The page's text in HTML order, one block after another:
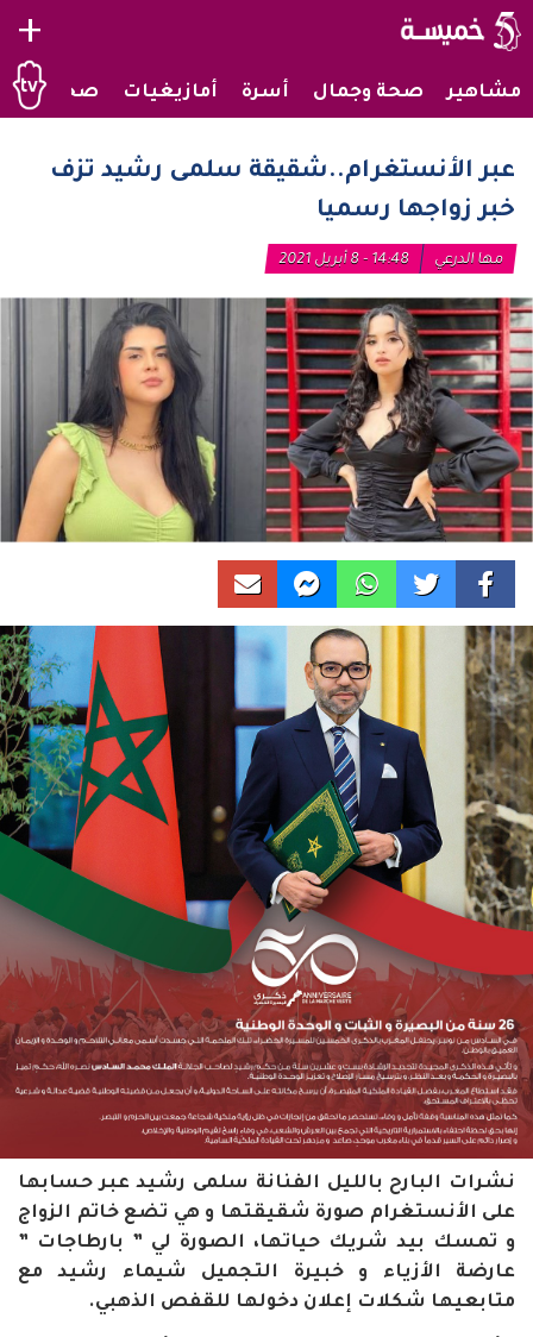
+
مشاهير صحة وجمال أسرة أمازيغيات صحراويات
عبر الأنستغرام..شقيقة سلمى رشيد تزف
خبر زواجها رسميا
مها الدرعي 14:48 - 8 أبريل 2021
نشرات البارح بالليل الفنانة سلمى رشيد عبر حسابها
على الأنستغرام صورة شقيقتها و هي تضع خاتم الزواج
و تمسك بيد شريك حياتها، الصورة لي ” بارطاجات ”
عارضة الأزياء و خبيرة التجميل شيماء رشيد مع
متابعيها شكلات إعلان دخولها للقفص الذهبي.